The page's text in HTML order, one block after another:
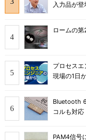
入力品が登
ロームの
プロセスエ
現場の1日
Bluetooth
コルも対応
PAM4信号